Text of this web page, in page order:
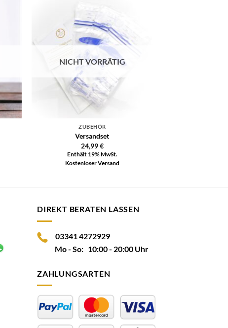
Wunschliste
NICHT VORRÄTIG
ZUBEHÖR
Versandset
24,99€
Enthält 19% MwSt.
Kostenloser Versand
DIREKT BERATEN LASSEN
03341 4272929
Mo - So: 10:00 - 20:00 Uhr
ZAHLUNGSARTEN